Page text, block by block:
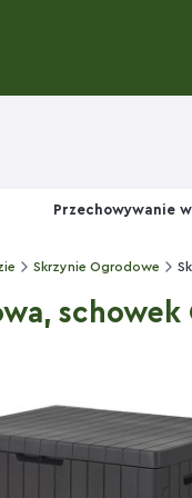
Przechowywanie
Skrzynie Ogrodowe
schowek